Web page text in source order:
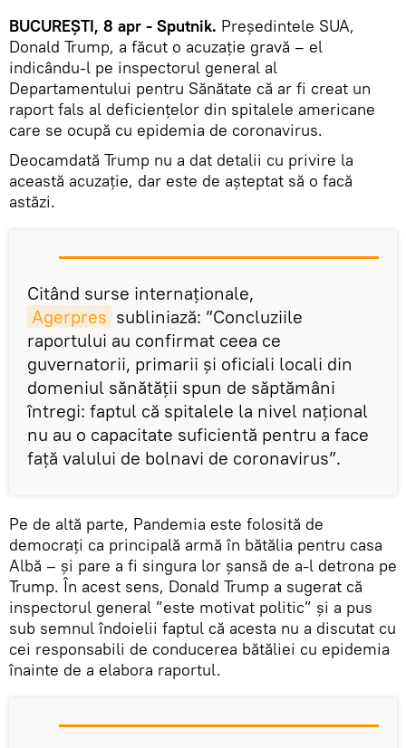
BUCUREȘTI, 8 apr - Sputnik. Preşedintele SUA,
Donald Trump, a făcut o acuzație gravă – el
indicându-l pe inspectorul general al
Departamentului pentru Sănătate că ar fi creat un
raport fals al deficienţelor din spitalele americane
care se ocupă cu epidemia de coronavirus.
Deocamdată Trump nu a dat detalii cu privire la
această acuzație, dar este de așteptat să o facă
astăzi.
Citând surse internaționale,
Agerpres subliniază: ”Concluziile
raportului au confirmat ceea ce
guvernatorii, primarii şi oficiali locali din
domeniul sănătăţii spun de săptămâni
întregi: faptul că spitalele la nivel naţional
nu au o capacitate suficientă pentru a face
faţă valului de bolnavi de coronavirus”.
Pe de altă parte, Pandemia este folosită de
democrați ca principală armă în bătălia pentru casa
Albă – și pare a fi singura lor șansă de a-l detrona pe
Trump. În acest sens, Donald Trump a sugerat că
inspectorul general ”este motivat politic” şi a pus
sub semnul îndoielii faptul că acesta nu a discutat cu
cei responsabili de conducerea bătăliei cu epidemia
înainte de a elabora raportul.